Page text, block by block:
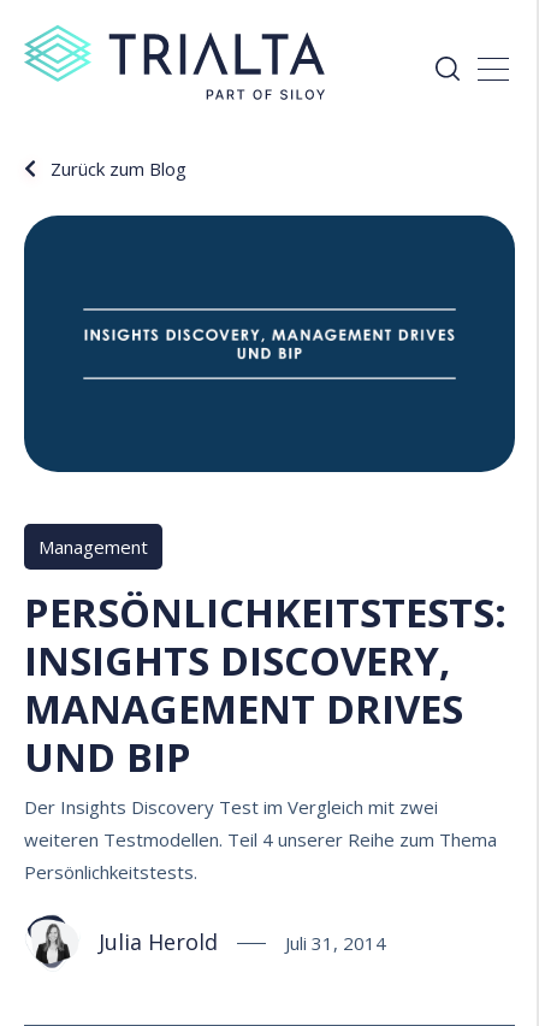
Zurück zum Blog
Management
PERSÖNLICHKEITSTESTS:
INSIGHTS DISCOVERY,
MANAGEMENT DRIVES
UND BIP
Der Insights Discovery Test im Vergleich mit zwei
weiteren Testmodellen. Teil 4 unserer Reihe zum Thema
Persönlichkeitstests.
Julia Herold Juli 31, 2014